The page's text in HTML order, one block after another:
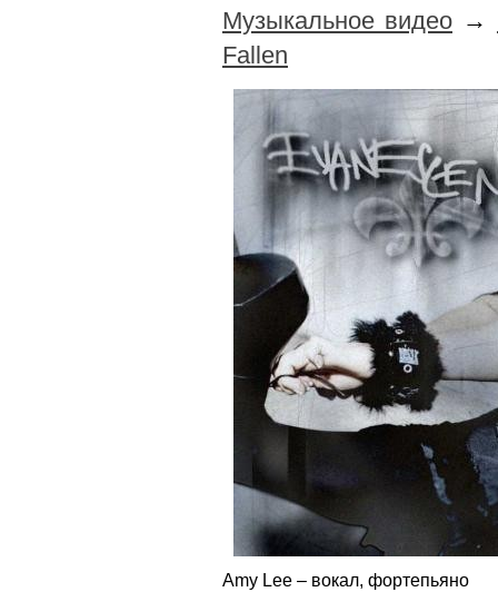
Музыкальное видео →
Fallen
Amy Lee – вокал, фортепьяно